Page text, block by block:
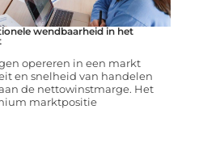
wendbaarheid in het
opereren in een markt
en snelheid van handelen
de nettowinstmarge. Het
marktpositie